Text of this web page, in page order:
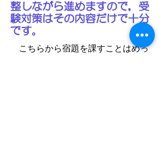
整しながら進めますので，受
験対策はその内容だけで十分
です。
こちらから宿題を課すことはめっ